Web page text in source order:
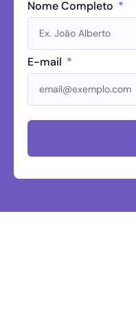
Nome Completo
E-mail